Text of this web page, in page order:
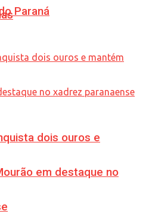
Paraná
dois ouros e
em destaque no